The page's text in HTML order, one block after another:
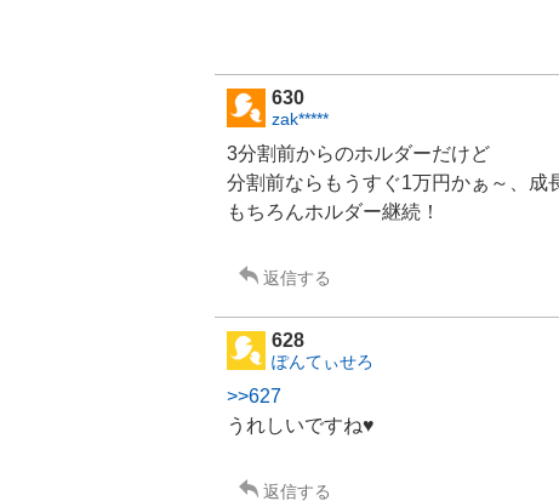
630
zak*****
3分割前からのホルダーだけど
分割前ならもうすぐ1万円かぁ～、成
もちろんホルダー継続！
返信する
628
ぽんてぃせろ
>>627
うれしいですね♥
返信する